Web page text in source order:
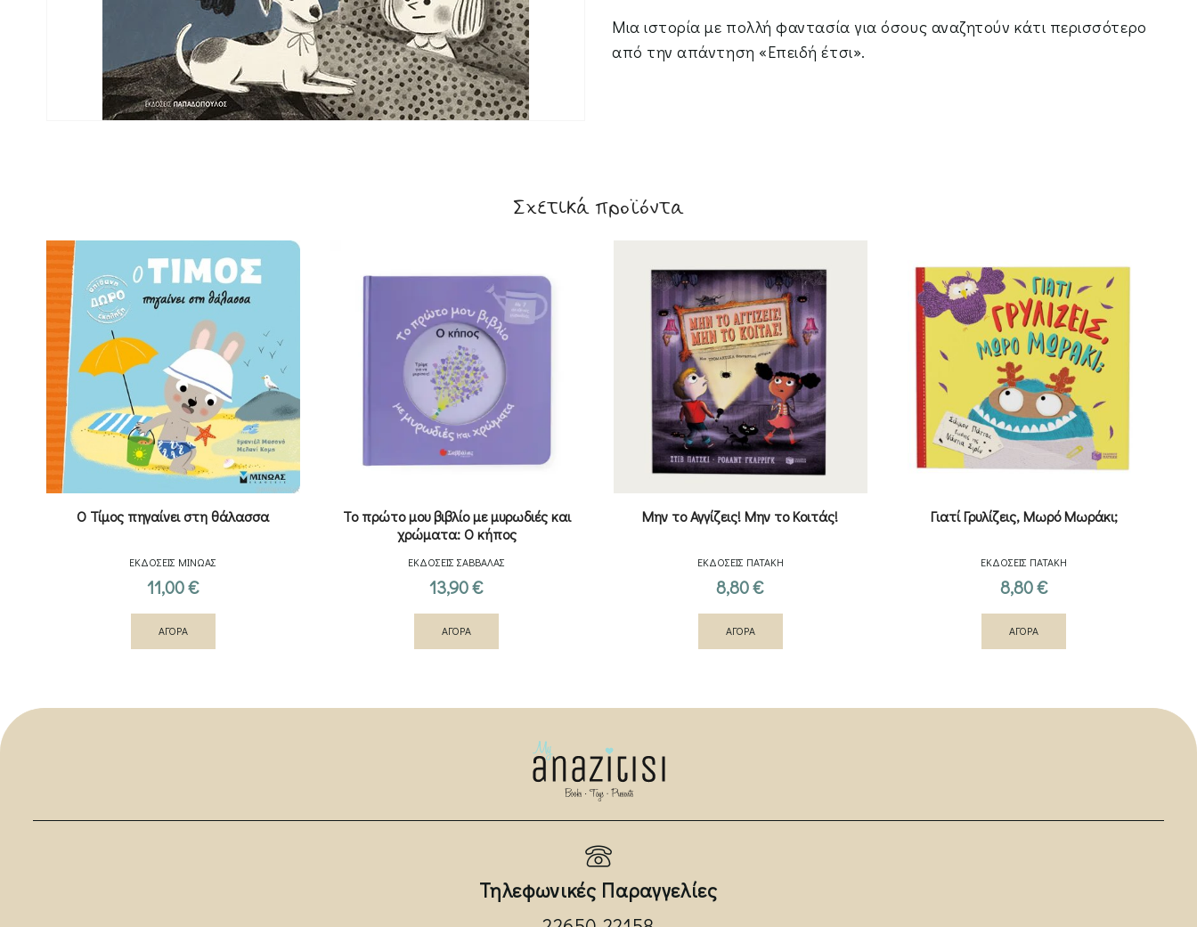
Μια ιστορία με πολλή φαντασία για όσους αναζητούν κάτι περισσότερο
από την απάντηση «Επειδή έτσι».
Σχετικά προϊόντα
Ο Τίμος πηγαίνει στη θάλασσα
ΕΚΔΟΣΕΙΣ ΜΙΝΩΑΣ
11,00€
ΑΓΟΡΑ
Το πρώτο μου βιβλίο με μυρωδιές και
χρώματα: Ο κήπος
ΕΚΔΟΣΕΙΣ ΣΑΒΒΑΛΑΣ
13,90€
ΑΓΟΡΑ
Μην το Αγγίζεις! Μην το Κοιτάς!
ΕΚΔΟΣΕΙΣ ΠΑΤΑΚΗ
8,80€
ΑΓΟΡΑ
Γιατί Γρυλίζεις, Μωρό Μωράκι;
ΕΚΔΟΣΕΙΣ ΠΑΤΑΚΗ
8,80€
ΑΓΟΡΑ
Τηλεφωνικές Παραγγελίες